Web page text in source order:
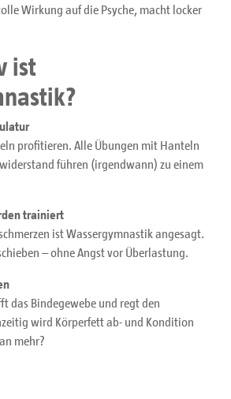
Wirkung auf die Psyche, macht locker
ist
profitieren. Alle Übungen mit Hanteln
führen (irgendwann) zu einem
trainiert
ist Wassergymnastik angesagt.
– ohne Angst vor Überlastung.
das Bindegewebe und regt den
wird Körperfett ab- und Kondition
mehr?